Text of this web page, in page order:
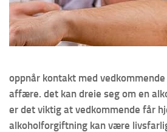
oppnår kontakt med
affære. det kan dreie seg om en
er det viktig at vedkommende får
alkoholforgiftning kan være